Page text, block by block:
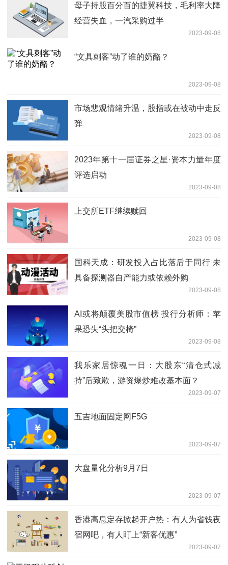
母子持股百分百的捷翼科技，毛利率大降
经营失血，一汽采购过半
2023-09-08
“文具刺客”动了谁的奶酪？
2023-09-08
市场悲观情绪升温，股指或在被动中走反
弹
2023-09-08
2023年第十一届证券之星·资本力量年度
评选启动
2023-09-08
上交所ETF继续赎回
2023-09-08
国科天成：研发投入占比落后于同行 未
具备探测器自产能力或依赖外购
2023-09-08
AI或将颠覆美股市值榜 投行分析师：苹
果恐失“头把交椅”
2023-09-08
我乐家居惊魂一日：大股东“清仓式减
持”后致歉，游资爆炒难改基本面？
2023-09-07
五吉地面固定网F5G
2023-09-07
大盘量化分析9月7日
2023-09-07
香港高息定存掀起开户热：有人为省钱夜
宿网吧，有人盯上“新客优惠”
2023-09-07